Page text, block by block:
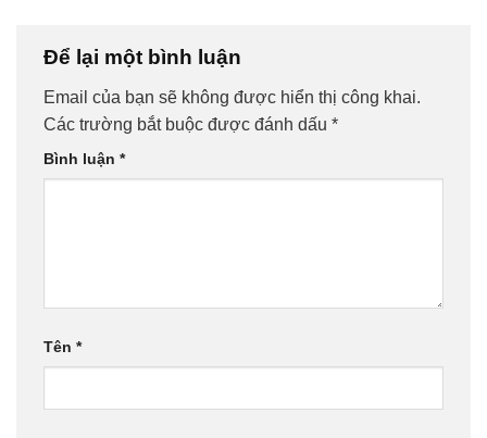
Để lại một bình luận
Email của bạn sẽ không được hiển thị công khai.
Các trường bắt buộc được đánh dấu *
Bình luận *
Tên *